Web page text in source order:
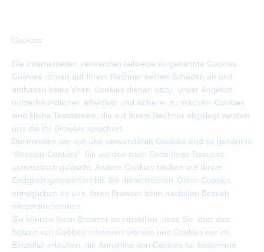
Cookies
Die Internetseiten verwenden teilweise so genannte Cookies.
Cookies richten auf Ihrem Rechner keinen Schaden an und
enthalten keine Viren. Cookies dienen dazu, unser Angebot
nutzerfreundlicher, effektiver und sicherer zu machen. Cookies
sind kleine Textdateien, die auf Ihrem Rechner abgelegt werden
und die Ihr Browser speichert.
Die meisten der von uns verwendeten Cookies sind so genannte
“Session-Cookies”. Sie werden nach Ende Ihres Besuchs
automatisch gelöscht. Andere Cookies bleiben auf Ihrem
Endgerät gespeichert bis Sie diese löschen. Diese Cookies
ermöglichen es uns, Ihren Browser beim nächsten Besuch
wiederzuerkennen.
Sie können Ihren Browser so einstellen, dass Sie über das
Setzen von Cookies informiert werden und Cookies nur im
Einzelfall erlauben, die Annahme von Cookies für bestimmte